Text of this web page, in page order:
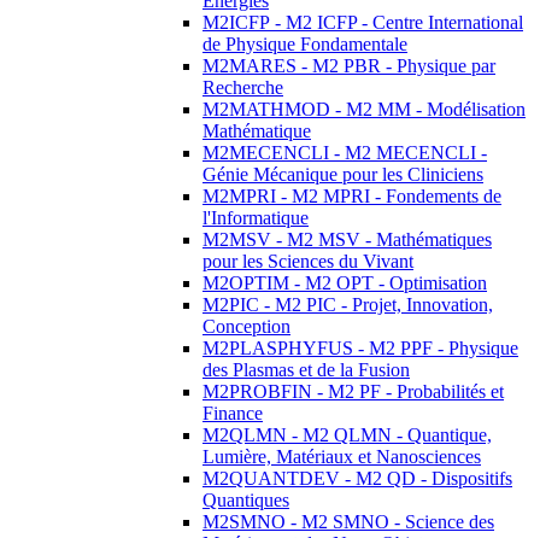
M2ICFP - M2 ICFP - Centre International
de Physique Fondamentale
M2MARES - M2 PBR - Physique par
Recherche
M2MATHMOD - M2 MM - Modélisation
Mathématique
M2MECENCLI - M2 MECENCLI -
Génie Mécanique pour les Cliniciens
M2MPRI - M2 MPRI - Fondements de
l'Informatique
M2MSV - M2 MSV - Mathématiques
pour les Sciences du Vivant
M2OPTIM - M2 OPT - Optimisation
M2PIC - M2 PIC - Projet, Innovation,
Conception
M2PLASPHYFUS - M2 PPF - Physique
des Plasmas et de la Fusion
M2PROBFIN - M2 PF - Probabilités et
Finance
M2QLMN - M2 QLMN - Quantique,
Lumière, Matériaux et Nanosciences
M2QUANTDEV - M2 QD - Dispositifs
Quantiques
M2SMNO - M2 SMNO - Science des